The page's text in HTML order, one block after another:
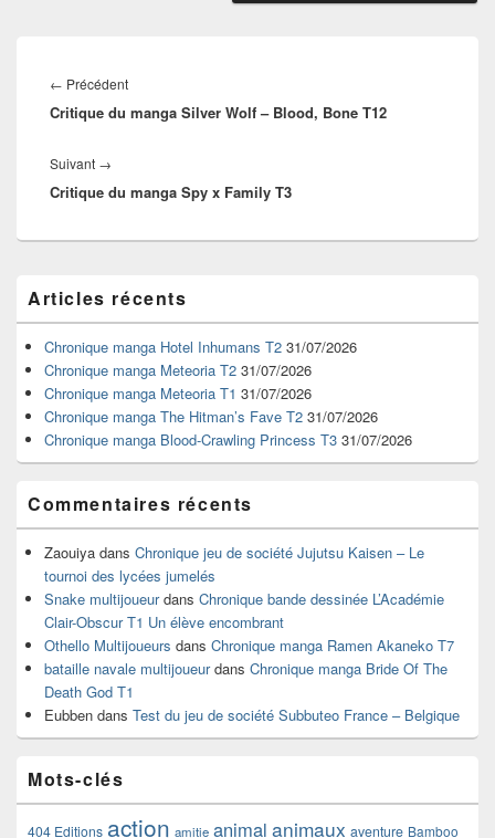
de
l’article
← PrécédentArticle
précédent :
Critique du manga Silver Wolf – Blood, Bone T12
Suivant →
suivant :
Critique du manga Spy x Family T3
principale
de
widget
pour
barre
latérale
Articles récents
Chronique manga Hotel Inhumans T2 31/07/2026
Chronique manga Meteoria T2 31/07/2026
Chronique manga Meteoria T1 31/07/2026
Chronique manga The Hitman’s Fave T2 31/07/2026
Chronique manga Blood-Crawling Princess T3 31/07/2026
Commentaires récents
Zaouiya dans Chronique jeu de société Jujutsu Kaisen – Le
tournoi des lycées jumelés
Snake multijoueurdans Chronique bande dessinée L’Académie
Clair-Obscur T1 Un élève encombrant
Othello Multijoueurs dans Chronique manga Ramen Akaneko T7
bataille navale multijoueurdans Chronique manga Bride Of The
Death God T1
Eubben dans Test du jeu de société Subbuteo France – Belgique
Mots-clés
404 Editions action amitie animal animaux aventure Bamboo